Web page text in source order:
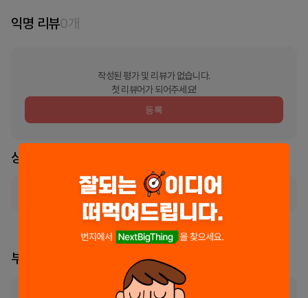
익명 리뷰0개
작성된 평가 및 리뷰가 없습니다.
첫 리뷰어가 되어주세요!
등록
상세 설명
서비스가 현재 일시적으로 사용 불가능한 상태입니다.
부스 리더